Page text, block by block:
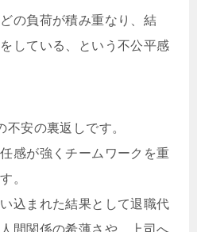
の負荷が積み重なり、結
している、という不公平感
安の裏返しです。
感が強くチームワークを重
。
込まれた結果として退職代
間関係の希薄さや、上司へ